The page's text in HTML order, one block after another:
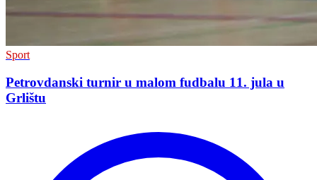
Sport
Petrovdanski turnir u malom fudbalu 11. jula u
Grlištu